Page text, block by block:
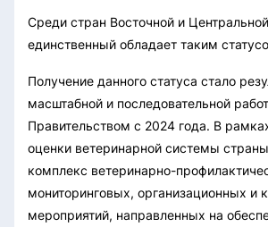
Среди стран Восточной и
единственный обладает таким
Получение данного статуса стало
масштабной и последовательной
Правительством с 2024 года. В
оценки ветеринарной системы
комплекс ветеринарно-
мониторинговых, организационных и
мероприятий, направленных на